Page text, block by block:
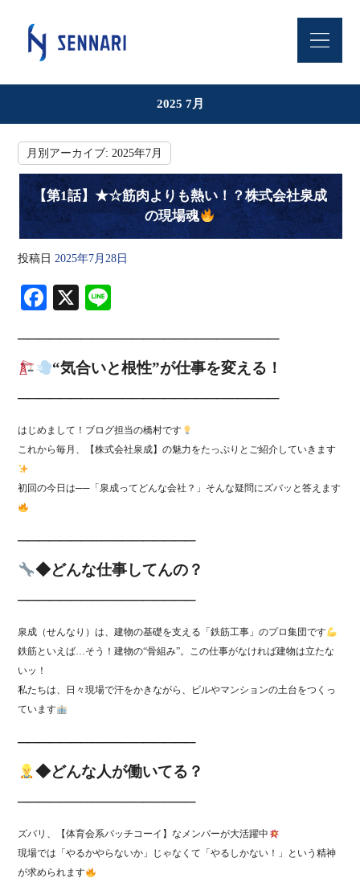
2025 7月
月別アーカイブ:2025年7月
【第1話】★☆筋肉よりも熱い！？株式会社泉成
の現場魂
投稿日 2025年7月28日
Fa
bo
ok
X
─────────────────────────
“気合いと根性”が仕事を変える！
─────────────────────────
はじめまして！ブログ担当の橋村です
これから毎月、【株式会社泉成】の魅力をたっぷりとご紹介していきます
初回の今日は──「泉成ってどんな会社？」そんな疑問にズバッと答えます
─────────────────
◆どんな仕事してんの？
─────────────────
泉成（せんなり）は、建物の基礎を支える「鉄筋工事」のプロ集団です
鉄筋といえば…そう！建物の“骨組み”。この仕事がなければ建物は立たな
いッ！
私たちは、日々現場で汗をかきながら、ビルやマンションの土台をつくっ
ています
─────────────────
◆どんな人が働いてる？
─────────────────
ズバリ、【体育会系バッチコーイ】なメンバーが大活躍中
現場では「やるかやらないか」じゃなくて「やるしかない！」という精神
が求められます